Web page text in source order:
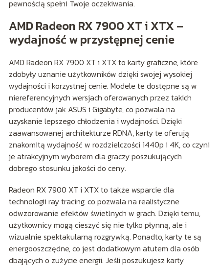
pewnością spełni Twoje oczekiwania.
AMD Radeon RX 7900 XT i XTX –
wydajność w przystępnej cenie
AMD Radeon RX 7900 XT i XTX to karty graficzne, które
zdobyły uznanie użytkowników dzięki swojej wysokiej
wydajności i korzystnej cenie. Modele te dostępne są w
niereferencyjnych wersjach oferowanych przez takich
producentów jak ASUS i Gigabyte, co pozwala na
uzyskanie lepszego chłodzenia i wydajności. Dzięki
zaawansowanej architekturze RDNA, karty te oferują
znakomitą wydajność w rozdzielczości 1440p i 4K, co czyni
je atrakcyjnym wyborem dla graczy poszukujących
dobrego stosunku jakości do ceny.
Radeon RX 7900 XT i XTX to także wsparcie dla
technologii ray tracing, co pozwala na realistyczne
odwzorowanie efektów świetlnych w grach. Dzięki temu,
użytkownicy mogą cieszyć się nie tylko płynną, ale i
wizualnie spektakularną rozgrywką. Ponadto, karty te są
energooszczędne, co jest dodatkowym atutem dla osób
dbających o zużycie energii. Jeśli poszukujesz karty